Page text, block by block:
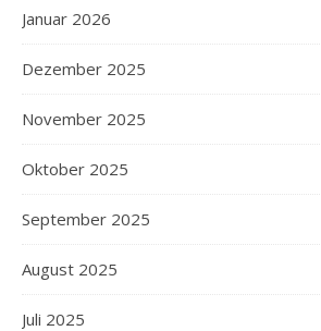
Januar 2026
Dezember 2025
November 2025
Oktober 2025
September 2025
August 2025
Juli 2025